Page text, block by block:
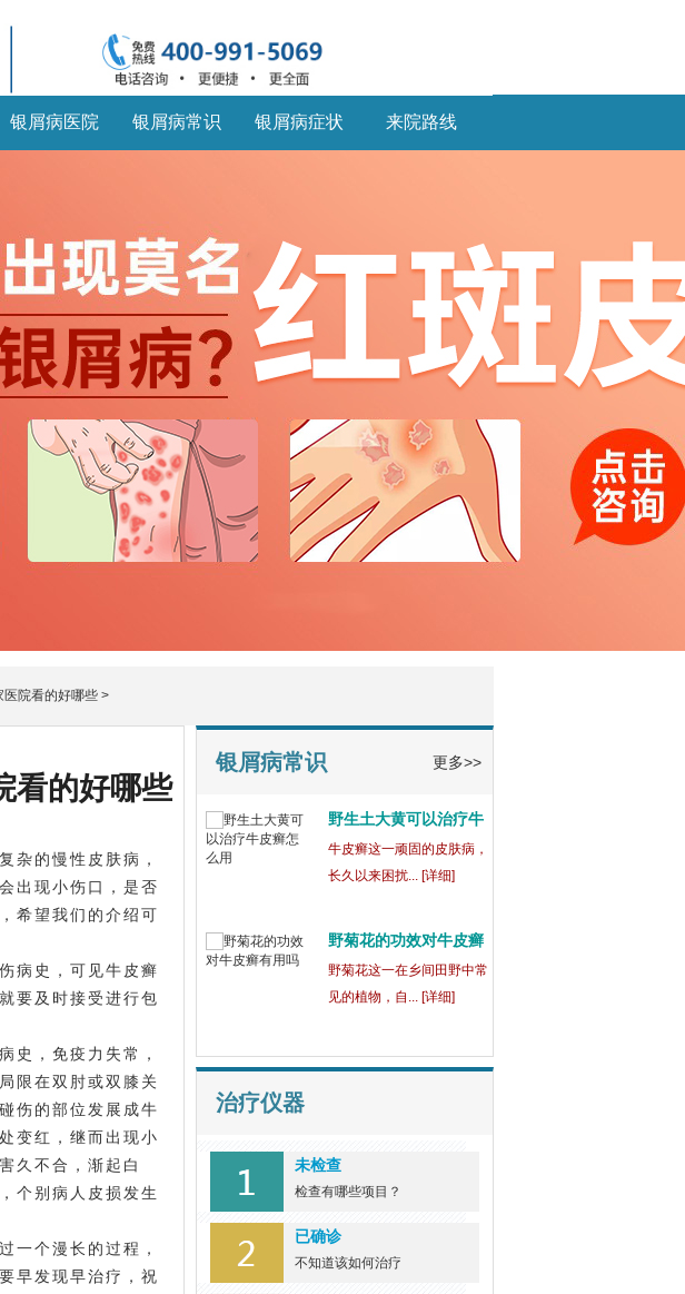
银屑病医院 银屑病常识 银屑病症状 来院路线
医院看的好哪些 >
看的好哪些
的慢性皮肤病，
出现小伤口，是否
希望我们的介绍可
病史，可见牛皮癣
要及时接受进行包
，免疫力失常，
限在双肘或双膝关
伤的部位发展成牛
变红，继而出现小
久不合，渐起白
个别病人皮损发生
个漫长的过程，
早发现早治疗，祝
银屑病常识 更多>>
银屑病这一复杂的皮肤病，
常常让患者们... [详细]
野生土大黄可以治疗牛
牛皮癣这一顽固的皮肤病，
长久以来困扰... [详细]
野菊花的功效对牛皮癣
野菊花这一在乡间田野中常
见的植物，自... [详细]
治疗仪器
未检查
检查有哪些项目？
已确诊
不知道该如何治疗